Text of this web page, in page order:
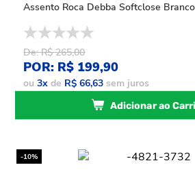
Assento Roca Debba Softclose
De: R$ 265,00
POR: R$ 199,90
ou3x de R$ 66,63 sem juros
Adicionar ao
-10%